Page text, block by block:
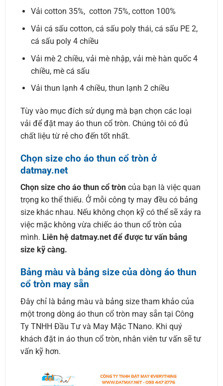
Vải cotton 35%, cotton 75%, cotton 100%
Vải cá sấu cotton, cá sấu poly thái, cá sấu PE 2,
cá sấu poly 4 chiều
Vải mè 2 chiều, vải mè nhập, vải mè hàn quốc 4
chiều, mè cá sấu
Vải thun lạnh 4 chiều, thun lạnh 2 chiều
Tùy vào mục đích sử dụng mà bạn chọn các loại
vải để đặt may áo thun cổ tròn. Chúng tôi có đủ
chất liệu từ rẻ cho đến tốt nhất.
Chọn size cho áo thun cổ tròn ở
datmay.net
Chọn size cho áo thun cổ tròn của bạn là việc quan
trọng ko thể thiếu. Ở mỗi công ty may đều có bảng
size khác nhau. Nếu không chọn kỹ có thể sẽ xảy ra
việc mặc không vừa chiếc áo thun cổ tròn của
mình. Liên hệ datmay.net để được tư vấn bảng
size kỹ càng.
Bảng màu và bảng size của dòng áo thun
cổ tròn may sẵn
Đây chỉ là bảng màu và bảng size tham khảo của
một trong dòng áo thun cổ tròn may sẵn tại Công
Ty TNHH Đầu Tư và May Mặc TNano. Khi quý
khách đặt in áo thun cổ tròn, nhân viên tư vấn sẽ tư
vấn kỹ hơn.